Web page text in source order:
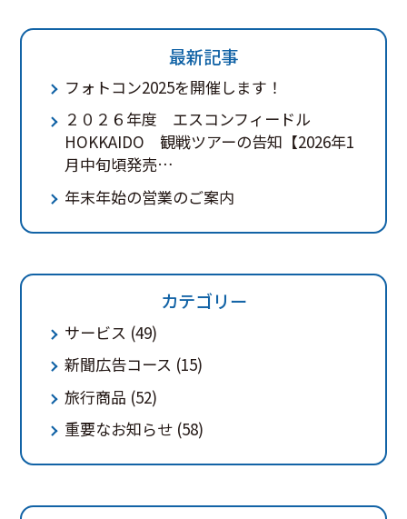
最新記事
フォトコン2025を開催します！
２０２６年度 エスコンフィードル
HOKKAIDO 観戦ツアーの告知【2026年1
月中旬頃発売…
年末年始の営業のご案内
カテゴリー
サービス (49)
新聞広告コース (15)
旅行商品 (52)
重要なお知らせ(58)